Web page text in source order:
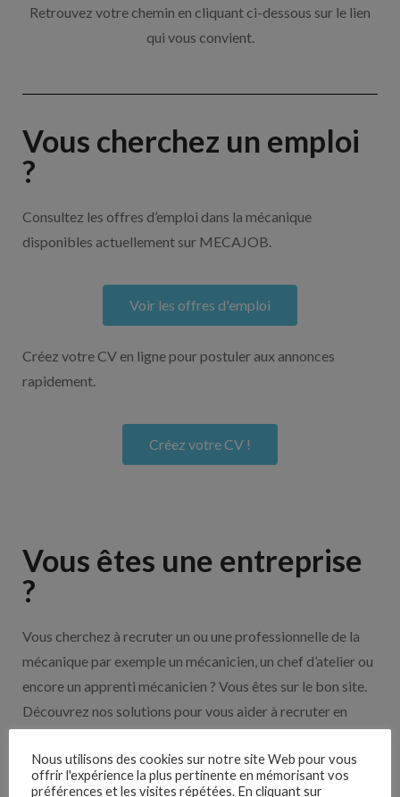
Retrouvez votre chemin en cliquant ci-dessous sur le lien
qui vous convient.
Vous cherchez un emploi
?
Consultez les offres d’emploi dans la mécanique
disponibles actuellement sur MECAJOB.
Voir les offres d'emploi
Créez votre CV en ligne pour postuler aux annonces
rapidement.
Créez votre CV !
Vous êtes une entreprise
?
Vous cherchez à recruter un ou une professionnelle de la
mécanique par exemple un mécanicien, un chef d’atelier ou
encore un apprenti mécanicien ? Vous êtes sur le bon site.
Découvrez nos solutions pour vous aider à recruter en
Nous utilisons des cookies sur notre site Web pour vous
offrir l'expérience la plus pertinente en mémorisant vos
préférences et les visites répétées. En cliquant sur